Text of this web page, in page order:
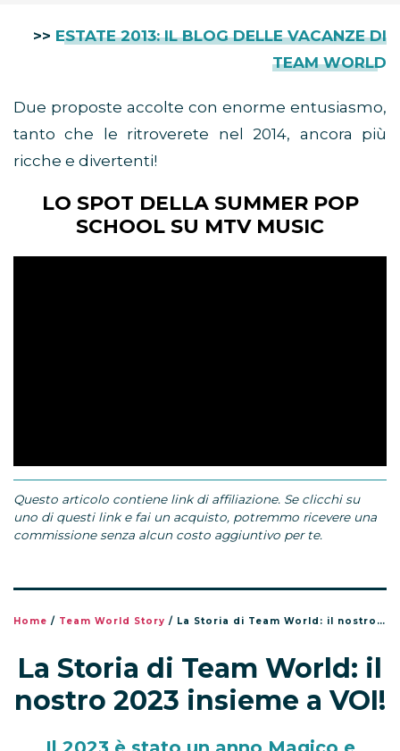
>> ESTATE 2013: IL BLOG DELLE VACANZE DI
TEAM WORLD
Due proposte accolte con enorme entusiasmo,
tanto che le ritroverete nel 2014, ancora più
ricche e divertenti!
LO SPOT DELLA SUMMER POP
SCHOOL SU MTV MUSIC
Questo articolo contiene link di affiliazione. Se clicchi su
uno di questi link e fai un acquisto, potremmo ricevere una
commissione senza alcun costo aggiuntivo per te.
Home / Team World Story / La Storia di Team World: il nostro 2023 insieme a VOI!
La Storia di Team World: il
nostro 2023 insieme a VOI!